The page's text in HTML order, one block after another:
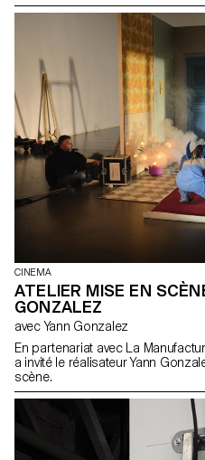
CINEMA
ATELIER MISE EN
GONZALEZ
avec Yann Gonzalez
En partenariat avec La
a invité le réalisateur Yann
scène.